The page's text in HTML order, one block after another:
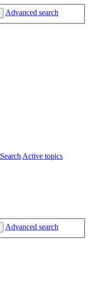
Advanced search
Search Active topics
Advanced search